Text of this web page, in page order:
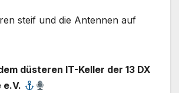
steif und die Antennen auf
düsteren IT-Keller der 13 DX
e.V.